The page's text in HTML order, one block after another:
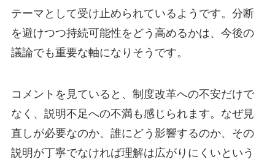
テーマとして受け止められているようです。分断
を避けつつ持続可能性をどう高めるかは、今後の
議論でも重要な軸になりそうです。
コメントを見ていると、制度改革への不安だけで
なく、説明不足への不満も感じられます。なぜ見
直しが必要なのか、誰にどう影響するのか、その
説明が丁寧でなければ理解は広がりにくいという